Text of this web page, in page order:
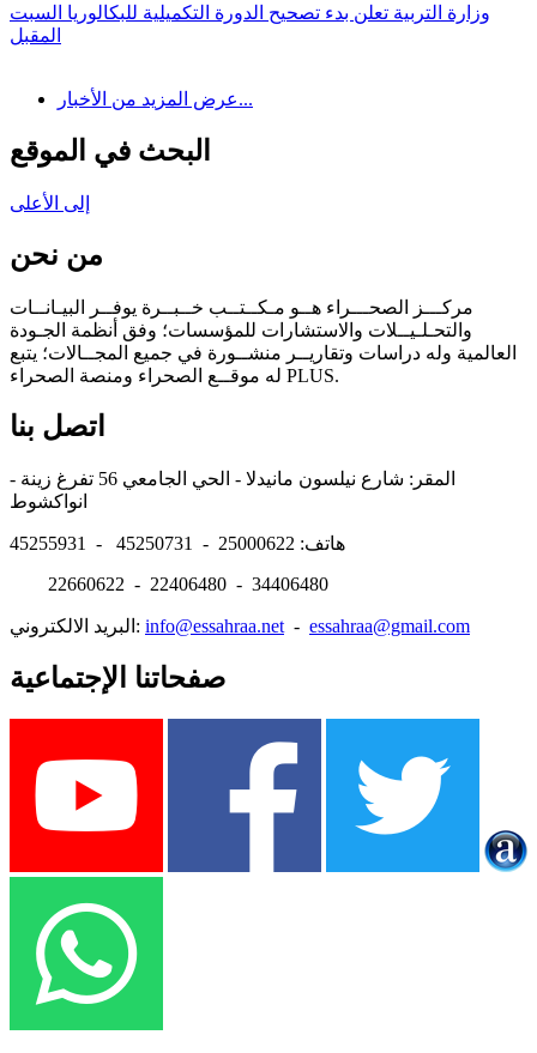
وزارة التربية تعلن بدء تصحيح الدورة التكميلية للبكالوريا السبت
المقبل
عرض المزيد من الأخبار...
البحث في الموقع
إلى الأعلى
من نحن
مركـــز الصحـــراء هــو مـكــتــب خــبــرة يوفــر البيـانــات
والتحـلـيــلات والاستشارات للمؤسسات؛ وفق أنظمة الجـودة
العالمية وله دراسات وتقاريــر منشــورة في جميع المجــالات؛ يتبع
له موقــع الصحراء ومنصة الصحراء PLUS.
اتصل بنا
المقر: شارع نيلسون مانيدلا - الحي الجامعي 56 تفرغ زينة -
هاتف: 25000622 - 45250731 - 45255931
22660622 - 22406480 - 34406480
البريد الالكتروني: info@essahraa.net - essahraa@gmail.com
صفحاتنا الإجتماعية